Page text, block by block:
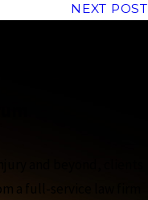
NEXT POST
and beyond, clients
a full-service law firm